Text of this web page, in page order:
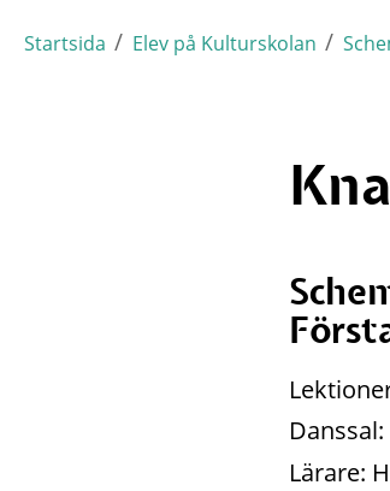
Startsida / Elev på Kulturskolan /
Lärare: